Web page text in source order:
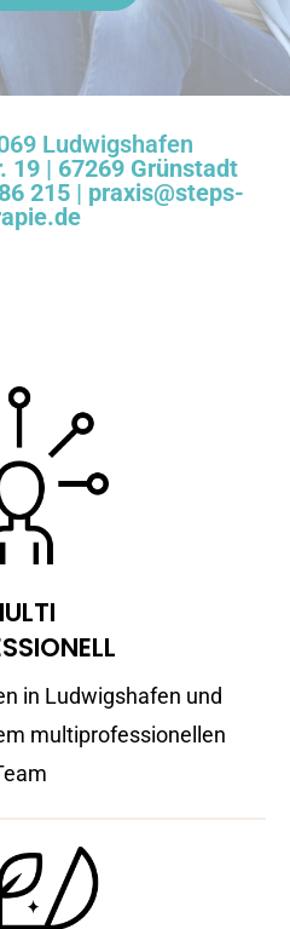
Ludwigshafen
19 | 67269 Grünstadt
215 | praxis@steps-
in Ludwigshafen und
multiprofessionellen